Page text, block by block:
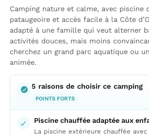
Camping nature et calme, avec piscine
pataugeoire et accès facile à la Côte
adapté à une famille qui veut alterner
activités douces, mais moins
cherchez un grand parc aquatique ou
animée.
5 raisons de choisir ce camping
POINTS FORTS
Piscine chauffée adaptée aux
La piscine extérieure chauffée avec